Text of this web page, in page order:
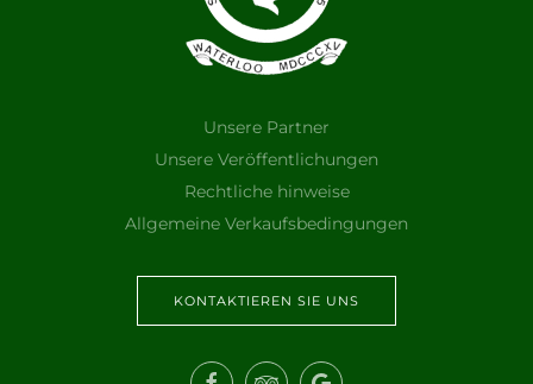
Unsere Partner
Unsere Veröffentlichungen
Rechtliche hinweise
Allgemeine Verkaufsbedingungen
KONTAKTIEREN SIE UNS